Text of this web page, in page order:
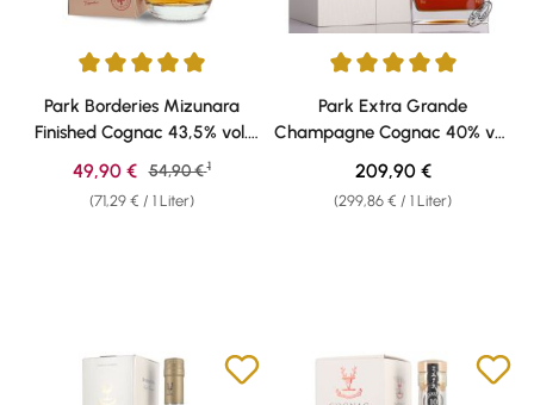
Durchschnittliche Bewertung von 5 von 5 Sternen
Park Borderies Mizunara
Finished Cognac 43,5% vol.
0,70l
(71,29 € / 1 Liter)
Verkaufspreis:
49,90 € Regulärer Preis:
54,90 € 1
Durchschnittliche Bewertung
Park Extra Grande
Champagne Cognac 40% vol.
0,70l
(299,86 € / 1 Liter)
Regulärer Preis:
209,90 €